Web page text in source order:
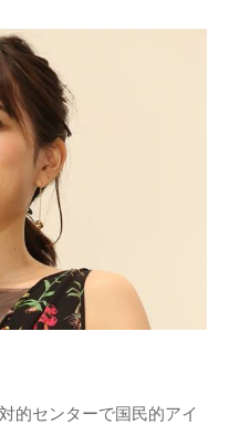
的センターで国民的アイ